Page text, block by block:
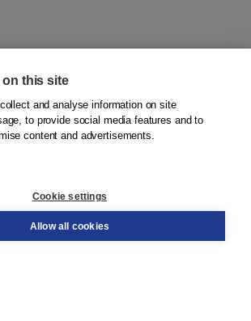
uitgevers
this site
and analyse information on site
to provide social media features and to
content and advertisements.
Cookie settings
Allow all cookies